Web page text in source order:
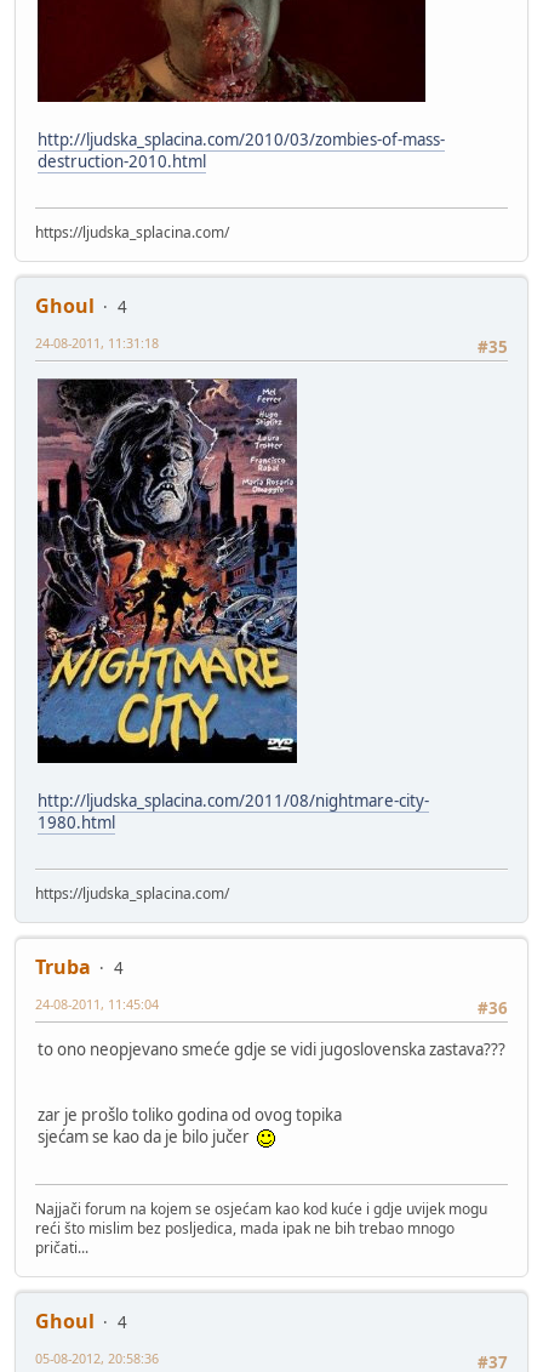
http://ljudska_splacina.com/2010/03/zombies-of-mass-
destruction-2010.html
https://ljudska_splacina.com/
Ghoul
4
#35
24-08-2011, 11:31:18
http://ljudska_splacina.com/2011/08/nightmare-city-
1980.html
https://ljudska_splacina.com/
Truba
4
#36
24-08-2011, 11:45:04
to ono neopjevano smeće gdje se vidi jugoslovenska zastava???
zar je prošlo toliko godina od ovog topika
sjećam se kao da je bilo jučer
Najjači forum na kojem se osjećam kao kod kuće i gdje uvijek mogu
reći što mislim bez posljedica, mada ipak ne bih trebao mnogo
pričati...
Ghoul
4
#37
05-08-2012, 20:58:36